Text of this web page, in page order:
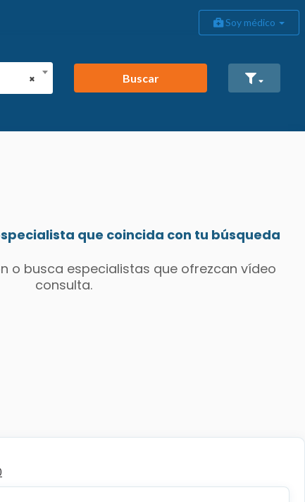
Soy médico
×
Buscar
que coincida con tu búsqueda
o busca especialistas que ofrezcan vídeo
consulta.